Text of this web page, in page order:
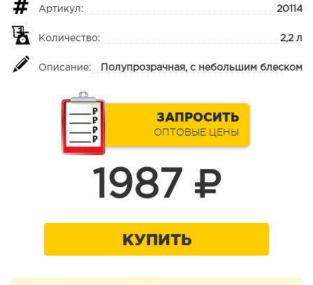
Артикул: 20114
Количество: 2,2 л
Описание: Полупрозрачная, с небольшим блеском
ЗАПРОСИТЬ
ОПТОВЫЕ ЦЕНЫ
1987
КУПИТЬ